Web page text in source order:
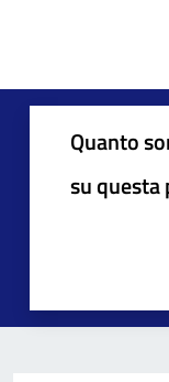
Quanto
su questa